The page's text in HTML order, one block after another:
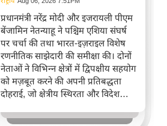
प्रधानमंत्री नरेंद्र मोदी और इजरायली पीएम
बेंजामिन नेतन्याहू ने पश्चिम एशिया संघर्ष
पर चर्चा की तथा भारत-इज़राइल विशेष
रणनीतिक साझेदारी की समीक्षा की। दोनों
नेताओं ने विभिन्न क्षेत्रों में द्विपक्षीय सहयोग
को मज़बूत करने की अपनी प्रतिबद्धता
दोहराई, जो क्षेत्रीय स्थिरता और विदेश
करता है।